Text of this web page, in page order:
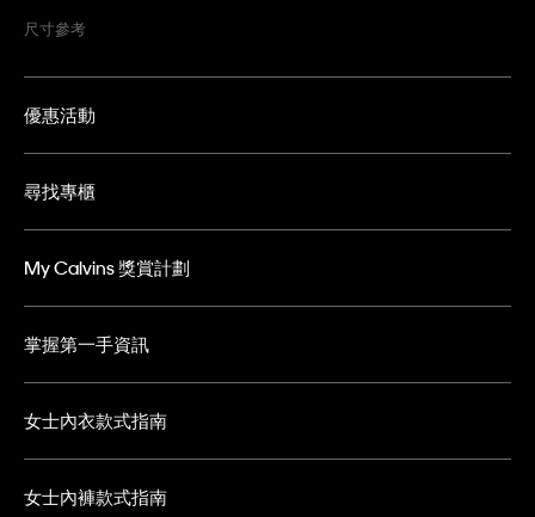
尺寸參考
優惠活動
尋找專櫃
My Calvins 獎賞計劃
掌握第一手資訊
女士內衣款式指南
女士內褲款式指南